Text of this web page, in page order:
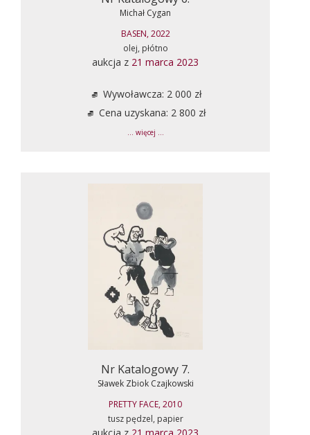
Michał Cygan
BASEN, 2022
olej, płótno
aukcja z 21 marca 2023
Wywoławcza: 2 000 zł
Cena uzyskana: 2 800 zł
... więcej ...
Nr Katalogowy 7.
Sławek Zbiok Czajkowski
PRETTY FACE, 2010
tusz pędzel, papier
aukcja z 21 marca 2023